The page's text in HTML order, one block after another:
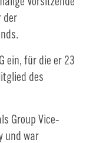
der
ein, für die er 23
des
Group Vice-
und war